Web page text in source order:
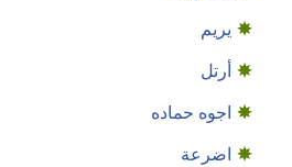
يريم
أرتل
اجوه حماده
اضرعة